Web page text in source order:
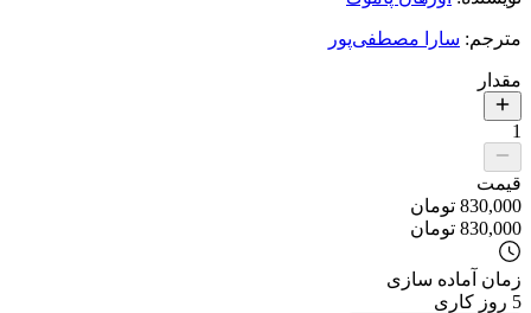
مترجم: سارا مصطفی‌پور
مقدار
1
قیمت
830,000 تومان
830,000 تومان
زمان آماده سازی
5 روز کاری